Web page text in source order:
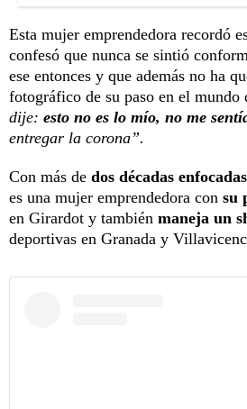
Esta mujer emprendedora recordó
confesó que nunca se sintió
ese entonces y que además no ha
fotográfico de su paso en el mundo
dije: esto no es lo mío, no me
entregar la corona”.
Con más de dos décadas
es una mujer emprendedora con su
en Girardot y también maneja un
deportivas en Granada y